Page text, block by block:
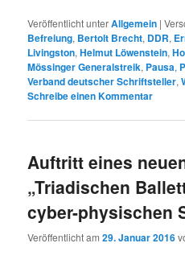
Veröffentlicht unterAllgemein |
Befreiung, Bertolt Brecht, DDR,
Livingston,Helmut Löwenstein,
Mössinger Generalstreik, Pausa,
Verband deutscher Schriftsteller,
Schreibe einen Kommentar
Auftritt eines
„Triadischen
cyber-physischen
Veröffentlicht am29. Januar 2016